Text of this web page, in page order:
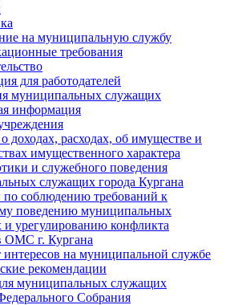
на муниципальную службу
требования
для работодателей
муниципальных служащих
информация
доходах, расходах, об имуществе и
имущественного характера
и служебного поведения
служащих города Кургана
соблюдению требований к
поведению муниципальных
урегулированию конфликта
ОМС г. Кургана
на муниципальной службе
рекомендации
муниципальных служащих
Cобрания